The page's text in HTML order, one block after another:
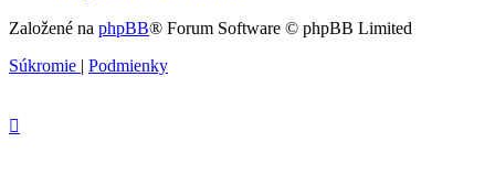
Založené na phpBB® Forum Software © phpBB Limited
Súkromie | Podmienky